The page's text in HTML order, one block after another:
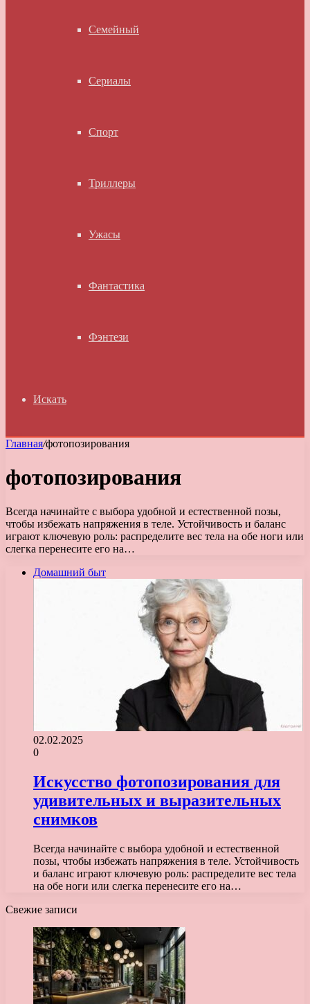
Семейный
Сериалы
Спорт
Триллеры
Ужасы
Фантастика
Фэнтези
Искать
Главная/фотопозирования
фотопозирования
Всегда начинайте с выбора удобной и естественной позы,
чтобы избежать напряжения в теле. Устойчивость и баланс
играют ключевую роль: распределите вес тела на обе ноги или
слегка перенесите его на…
Домашний быт
02.02.2025
0
Искусство фотопозирования для
удивительных и выразительных
снимков
Всегда начинайте с выбора удобной и естественной
позы, чтобы избежать напряжения в теле. Устойчивость
и баланс играют ключевую роль: распределите вес тела
на обе ноги или слегка перенесите его на…
Свежие записи